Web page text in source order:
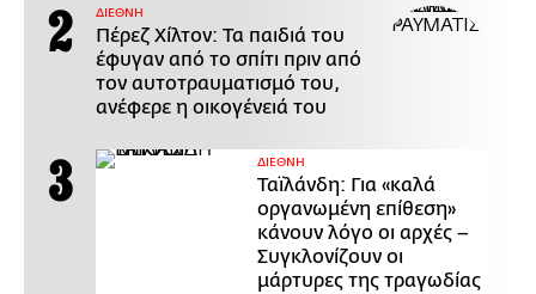
ΔΙΕΘΝΗ
Πέρεζ Χίλτον: Τα παιδιά του
έφυγαν από το σπίτι πριν από
τον αυτοτραυματισμό του,
ανέφερε η οικογένειά του
ΔΙΕΘΝΗ
Ταϊλάνδη: Για «καλά
οργανωμένη επίθεση»
κάνουν λόγο οι αρχές –
Συγκλονίζουν οι
μάρτυρες της τραγωδίας